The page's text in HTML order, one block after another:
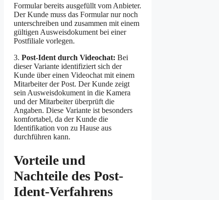
Formular bereits ausgefüllt vom Anbieter.
Der Kunde muss das Formular nur noch
unterschreiben und zusammen mit einem
gültigen Ausweisdokument bei einer
Postfiliale vorlegen.
3. Post-Ident durch Videochat: Bei
dieser Variante identifiziert sich der
Kunde über einen Videochat mit einem
Mitarbeiter der Post. Der Kunde zeigt
sein Ausweisdokument in die Kamera
und der Mitarbeiter überprüft die
Angaben. Diese Variante ist besonders
komfortabel, da der Kunde die
Identifikation von zu Hause aus
durchführen kann.
Vorteile und
Nachteile des Post-
Ident-Verfahrens